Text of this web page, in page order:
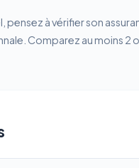
pensez à vérifier son
Comparez au moins 2